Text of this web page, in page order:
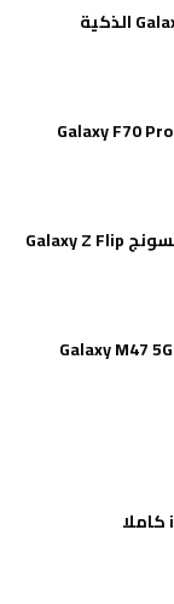
مواصفات هاتف سامسونج Galaxy F70 Pro
جميع مواصفات هاتف سامسونج Galaxy Z Flip
مواصفات هاتف سامسونج Galaxy M47 5G